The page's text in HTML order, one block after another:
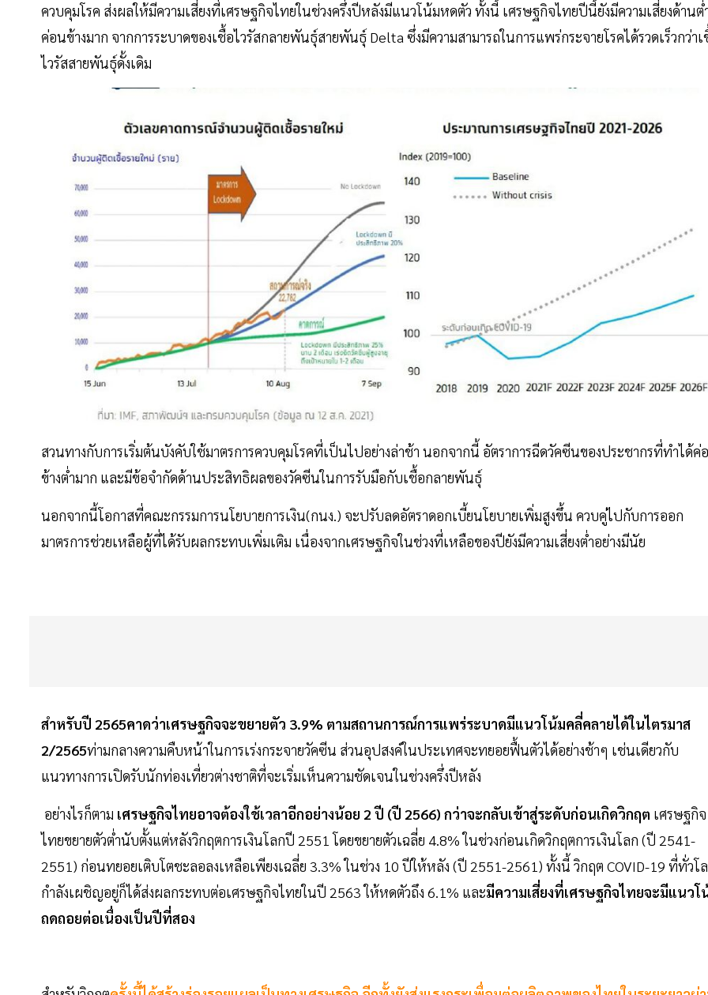
ควบคุมโรค ส่งผลให้มีความเสี่ยงที่เศรษฐกิจไทยในช่วงครึ่งปีหลังมีแนวโน้มหดตัว ทั้งนี้ เศรษฐกิจไทยปีนี้ยังมีความเสี่ยงด้านต่
ค่อนข้างมาก จากการระบาดของเชื้อไวรัสกลายพันธุ์สายพันธุ์ Delta ซึ่งมีความสามารถในการแพร่กระจายโรคได้รวดเร็วกว่า
ไวรัสสายพันธุ์ดั้งเดิม
สวนทางกับการเริ่มต้นบังคับใช้มาตรการควบคุมโรคที่เป็นไปอย่างล่าช้า นอกจากนี้ อัตราการฉีดวัคซีนของประชากรที่ทำได้ค่
ข้างต่ำมาก และมีข้อจำกัดด้านประสิทธิผลของวัคซีนในการรับมือกับเชื้อกลายพันธุ์
นอกจากนี้โอกาสที่คณะกรรมการนโยบายการเงิน(กนง.) จะปรับลดอัตราดอกเบี้ยนโยบายเพิ่มสูงขึ้น ควบคู่ไปกับการออก
มาตรการช่วยเหลือผู้ที่ได้รับผลกระทบเพิ่มเติม เนื่องจากเศรษฐกิจในช่วงที่เหลือของปียังมีความเสี่ยงต่ำอย่างมีนัย
สำหรับปี 2565คาดว่าเศรษฐกิจจะขยายตัว 3.9% ตามสถานการณ์การแพร่ระบาดมีแนวโน้มคลี่คลายได้ในไตรมาส
2/2565ท่ามกลางความคืบหน้าในการเร่งกระจายวัคซีน ส่วนอุปสงค์ในประเทศจะทยอยฟื้นตัวได้อย่างช้าๆ เช่นเดียวกับ
แนวทางการเปิดรับนักท่องเที่ยวต่างชาติที่จะเริ่มเห็นความชัดเจนในช่วงครึ่งปีหลัง
อย่างไรก็ตาม เศรษฐกิจไทยอาจต้องใช้เวลาอีกอย่างน้อย 2 ปี (ปี 2566) กว่าจะกลับเข้าสู่ระดับก่อนเกิดวิกฤต เศรษฐกิจ
ไทยขยายตัวต่ำนับตั้งแต่หลังวิกฤตการเงินโลกปี 2551 โดยขยายตัวเฉลี่ย 4.8% ในช่วงก่อนเกิดวิกฤตการเงินโลก (ปี 2541-
2551) ก่อนทยอยเติบโตชะลอลงเหลือเพียงเฉลี่ย 3.3% ในช่วง 10 ปีให้หลัง (ปี 2551-2561) ทั้งนี้ วิกฤต COVID-19 ที่ทั่วโ
กำลังเผชิญอยู่ก็ได้ส่งผลกระทบต่อเศรษฐกิจไทยในปี 2563 ให้หดตัวถึง 6.1% และมีความเสี่ยงที่เศรษฐกิจไทยจะมีแนวโ
ถดถอยต่อเนื่องเป็นปีที่สอง